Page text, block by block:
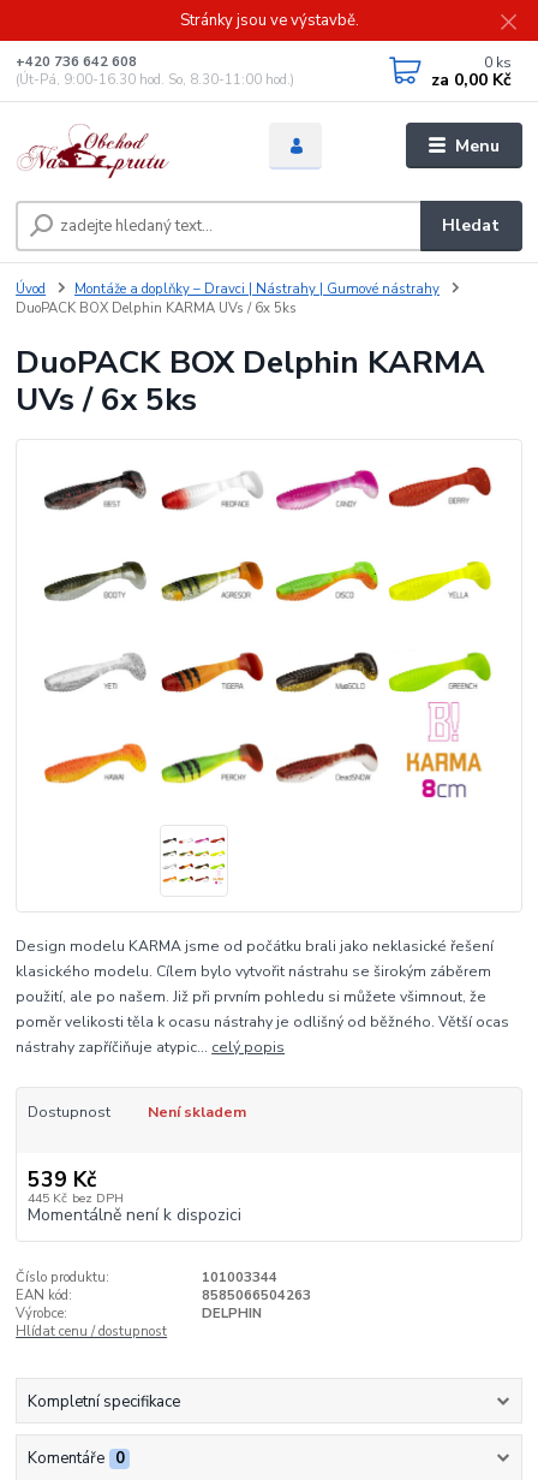
Stránky jsou ve výstavbě.
Menu
Hledat
+420 736 642 608
(Út-Pá, 9:00-16.30 hod. So, 8.30-11:00 hod.)
0 ks
za 0,00 Kč
Úvod
Montáže a doplňky – Dravci | Nástrahy | Gumové nástrahy
DuoPACK BOX Delphin KARMA UVs / 6x 5ks
DuoPACK BOX Delphin KARMA
UVs / 6x 5ks
Design modelu KARMA jsme od počátku brali jako neklasické řešení
klasického modelu. Cílem bylo vytvořit nástrahu se širokým záběrem
použití, ale po našem. Již při prvním pohledu si můžete všimnout, že
poměr velikosti těla k ocasu nástrahy je odlišný od běžného. Větší ocas
nástrahy zapříčiňuje atypic... celý popis
Dostupnost Není skladem
539 Kč
445 Kč bez DPH
Momentálně není k dispozici
Číslo produktu:
101003344
EAN kód:
8585066504263
Výrobce:
DELPHIN
Hlídat cenu / dostupnost
Kompletní specifikace
Komentáře 0